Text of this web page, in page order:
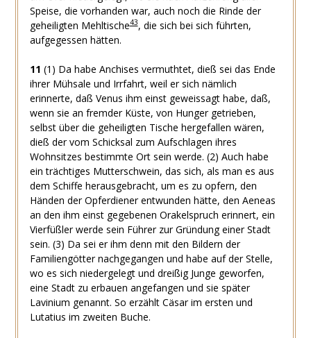
Speise, die vorhanden war, auch noch die Rinde der
geheiligten Mehltische43, die sich bei sich führten,
aufgegessen hätten.
11 (1) Da habe Anchises vermuthtet, dieß sei das Ende
ihrer Mühsale und Irrfahrt, weil er sich nämlich
erinnerte, daß Venus ihm einst geweissagt habe, daß,
wenn sie an fremder Küste, von Hunger getrieben,
selbst über die geheiligten Tische hergefallen wären,
dieß der vom Schicksal zum Aufschlagen ihres
Wohnsitzes bestimmte Ort sein werde. (2) Auch habe
ein trächtiges Mutterschwein, das sich, als man es aus
dem Schiffe herausgebracht, um es zu opfern, den
Händen der Opferdiener entwunden hätte, den Aeneas
an den ihm einst gegebenen Orakelspruch erinnert, ein
Vierfüßler werde sein Führer zur Gründung einer Stadt
sein. (3) Da sei er ihm denn mit den Bildern der
Familiengötter nachgegangen und habe auf der Stelle,
wo es sich niedergelegt und dreißig Junge geworfen,
eine Stadt zu erbauen angefangen und sie später
Lavinium genannt. So erzählt Cäsar im ersten und
Lutatius im zweiten Buche.